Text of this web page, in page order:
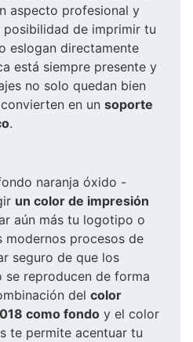
aspecto profesional y
de imprimir tu
eslogan directamente
está siempre presente y
no solo quedan bien
en un soporte
.
naranja óxido -
un color de impresión
aún más tu logotipo o
modernos procesos de
seguro de que los
reproducen de forma
del color
como fondo y el color
te permite acentuar tu